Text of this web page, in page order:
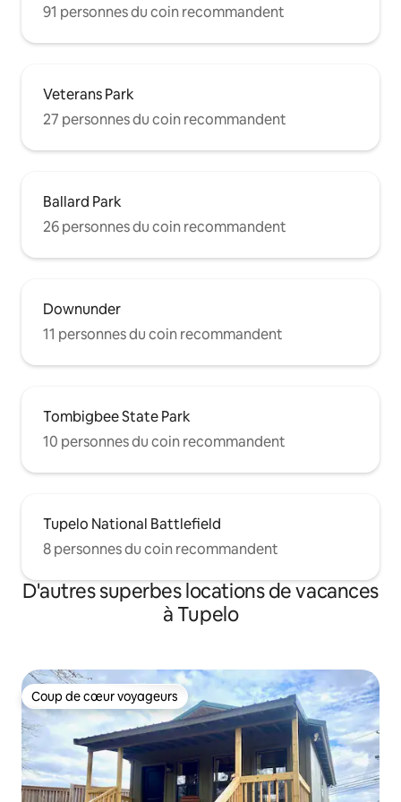
91 personnes du coin recommandent
Veterans Park
27 personnes du coin recommandent
Ballard Park
26 personnes du coin recommandent
Downunder
11 personnes du coin recommandent
Tombigbee State Park
10 personnes du coin recommandent
Tupelo National Battlefield
8 personnes du coin recommandent
D'autres superbes locations de vacances
à Tupelo
Coup de cœur voyageurs
Coup de cœur voyageurs